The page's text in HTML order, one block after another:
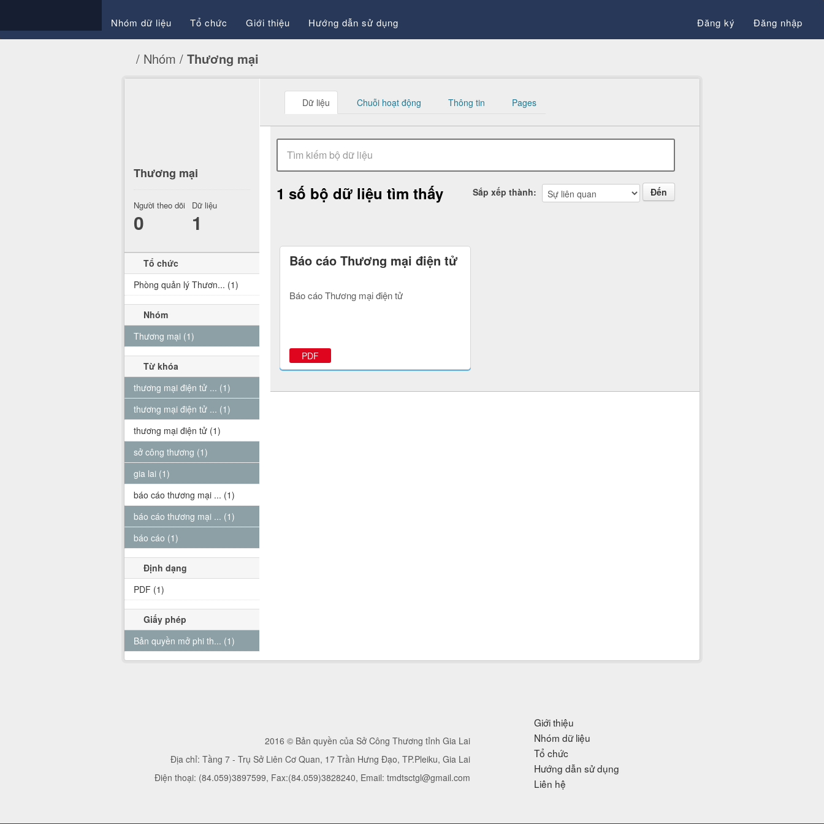
Nhóm dữ liệu Tổ chức Giới thiệu Hướng dẫn sử dụng Đăng ký Đăng nhập
Nhóm Thương mại
Dữ liệu Chuỗi hoạt động Thông tin Pages
Sắp xếp thành
1 số bộ dữ liệu tìm thấy
Báo cáo Thương mại điện tử
Báo cáo Thương mại điện tử
PDF
Thương mại
Người theo dõi
0
Dữ liệu
1
Tổ chức
Phòng quản lý Thươn... (1)
Nhóm
Thương mại (1)
Từ khóa
thương mại điện tử ... (1)
thương mại điện tử ... (1)
thương mại điện tử (1)
sở công thương (1)
gia lai (1)
báo cáo thương mại ... (1)
báo cáo thương mại ... (1)
báo cáo (1)
Định dạng
PDF (1)
Giấy phép
Bản quyền mở phi th... (1)
2016 © Bản quyền của Sở Công Thương tỉnh Gia Lai
Địa chỉ: Tầng 7 - Trụ Sở Liên Cơ Quan, 17 Trần Hưng Đạo, TP.Pleiku, Gia Lai
Điện thoại: (84.059)3897599, Fax:(84.059)3828240, Email: tmdtsctgl@gmail.com
Giới thiệu
Nhóm dữ liệu
Tổ chức
Hướng dẫn sử dụng
Liên hệ